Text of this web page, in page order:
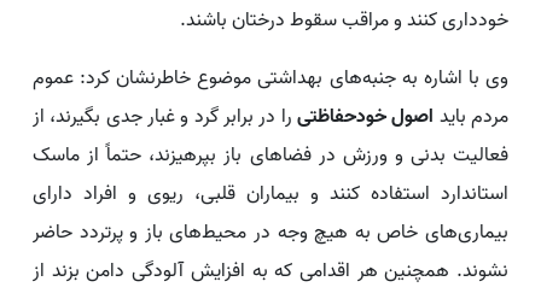
خودداری کنند و مراقب سقوط درختان باشند.
وی با اشاره به جنبه‌های بهداشتی موضوع خاطرنشان کرد: عموم
مردم باید اصول خودحفاظتیرا در برابر گرد و غبار جدی بگیرند، از
فعالیت بدنی و ورزش در فضاهای باز بپرهیزند، حتماً از ماسک
استاندارد استفاده کنند و بیماران قلبی، ریوی و افراد دارای
بیماری‌های خاص به هیچ وجه در محیط‌های باز و پرتردد حاضر
نشوند. همچنین هر اقدامی که به افزایش آلودگی دامن بزند از